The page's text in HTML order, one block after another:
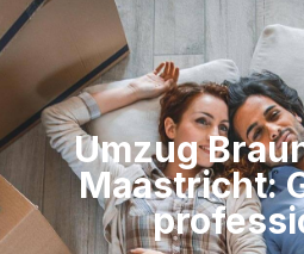
Umzug
Maastricht: